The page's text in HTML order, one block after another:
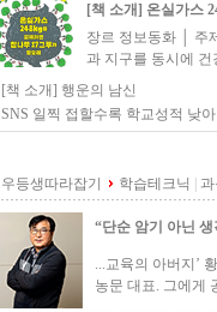
[책 소개] 온실가스
장르 정보동화 │ 주
과 지구를 동시에 건
[책 소개] 행운의 남신
SNS 일찍 접할수록 학교성적 낮
우등생따라잡기 학습테크닉
“단순 암기 아닌
...교육의 아버지’
농문 대표. 그에게